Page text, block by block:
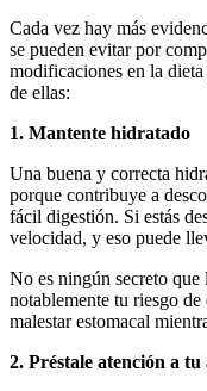
Cada vez hay más
se pueden evitar por
modificaciones en la
de ellas:
1. Mantente hidratado
Una buena y correcta
porque contribuye a
fácil digestión. Si estás
velocidad, y eso puede
No es ningún secreto que
notablemente tu riesgo
malestar estomacal
2. Préstale atención a